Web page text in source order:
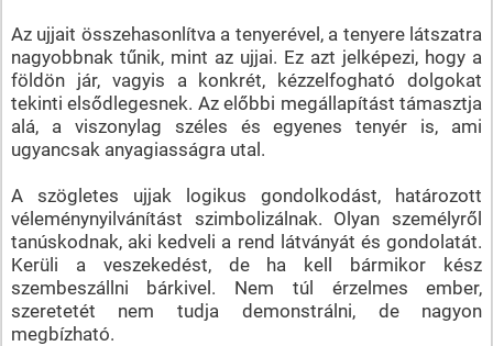
Az ujjait összehasonlítva a tenyerével, a tenyere látszatra
nagyobbnak tűnik, mint az ujjai. Ez azt jelképezi, hogy a
földön jár, vagyis a konkrét, kézzelfogható dolgokat
tekinti elsődlegesnek. Az előbbi megállapítást támasztja
alá, a viszonylag széles és egyenes tenyér is, ami
ugyancsak anyagiasságra utal.
A szögletes ujjak logikus gondolkodást, határozott
véleménynyilvánítást szimbolizálnak. Olyan személyről
tanúskodnak, aki kedveli a rend látványát és gondolatát.
Kerüli a veszekedést, de ha kell bármikor kész
szembeszállni bárkivel. Nem túl érzelmes ember,
szeretetét nem tudja demonstrálni, de nagyon
megbízható.